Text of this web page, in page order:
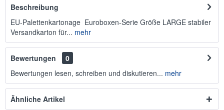
Beschreibung
EU-Palettenkartonage Euroboxen-Serie Größe LARGE stabiler
Versandkarton für... mehr
Bewertungen
0
Bewertungen lesen, schreiben und diskutieren... mehr
Ähnliche Artikel